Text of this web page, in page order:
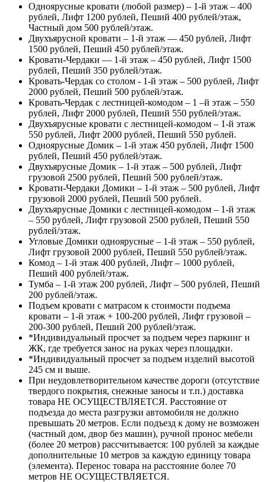
Одноярусные кровати (любой размер) – 1-й этаж – 400
рублей, Лифт 1200 рублей, Пеший 400 рублей/этаж,
Частный дом 500 рублей/этаж.
Двухъярусной кровати – 1-й этаж — 450 рублей, Лифт
1500 рублей, Пеший 450 рублей/этаж.
Кровати-Чердаки — 1-й этаж – 450 рублей, Лифт 1500
рублей, Пеший 350 рублей/этаж.
Кровать-Чердак со столом - 1-й этаж – 500 рублей, Лифт
2000 рублей, Пеший 500 рублей/этаж.
Кровать-Чердак с лестницей-комодом – 1 –й этаж – 550
рублей, Лифт 2000 рублей, Пеший 550 рублей/этаж.
Двухъярусные кровати с лестницей-комодом – 1-й этаж
550 рублей, Лифт 2000 рублей, Пеший 550 рублей.
Одноярусные Домик – 1-й этаж 450 рублей, Лифт 1500
рублей, Пеший 450 рублей/этаж.
Двухъярусные Домик – 1-й этаж – 500 рублей, Лифт
грузовой 2500 рублей, Пеший 500 рублей/этаж.
Кровати-Чердаки Домики – 1-й этаж – 500 рублей, Лифт
грузовой 2000 рублей, Пеший 500 рублей.
Двухъярусные Домики с лестницей-комодом – 1-й этаж
– 550 рублей, Лифт грузовой 2500 рублей, Пеший 550
рублей/этаж.
Угловые Домики одноярусные – 1-й этаж – 550 рублей,
Лифт грузовой 2000 рублей, Пеший 550 рублей/этаж.
Комод – 1-й этаж 400 рублей, Лифт – 1000 рублей,
Пеший 400 рублей/этаж.
Тумба – 1-й этаж 200 рублей, Лифт – 500 рублей, Пеший
200 рублей/этаж.
Подъем кровати с матрасом к стоимости подъема
кровати – 1-й этаж + 100-200 рублей, Лифт грузовой –
200-300 рублей, Пеший 200 рублей/этаж.
*Индивидуальный просчет за подъем через паркинг и
ЖК, где требуется занос на руках через площадки.
*Индивидуальный просчет за подъем изделий высотой
245 см и выше.
При неудовлетворительном качестве дороги (отсутствие
твердого покрытия, снежные заносы и т.п.) доставка
товара НЕ ОСУЩЕСТВЛЯЕТСЯ. Расстояние от
подъезда до места разгрузки автомобиля не должно
превышать 20 метров. Если подъезд к дому не возможен
(частный дом, двор без машин), ручной пронос мебели
(более 20 метров) рассчитывается: 100 рублей за каждые
дополнительные 10 метров за каждую единицу товара
(элемента). Перенос товара на расстояние более 70
метров НЕ ОСУЩЕСТВЛЯЕТСЯ.